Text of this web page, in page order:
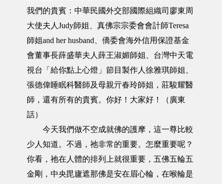
我們的貴賓：中華民國外交部國際組織司廖東周
大使夫人Judy師姐、真佛宗宗委會會計師Teresa
師姐and her husband、僑委會海外信用保證基金
會董事長薛盛華夫人薛王淑媚師姐、台灣中天電
視台「給你點上心燈」節目製作人徐雅琪師姐、
張德偉睡眠科醫師及母親亓春玲師姐，莊駿耀醫
師，還有所有的貴賓。你好！大家好！（廣東
話）
今天我們做不空成就佛的護摩，這一尊比較
少人知道。不過，祂非常的重要。怎麼重要呢？
你看，祂在人體的排列上就很重要，五佛五輪五
金剛，中央毘廬遮那佛是安在眉心輪，在喉輪是